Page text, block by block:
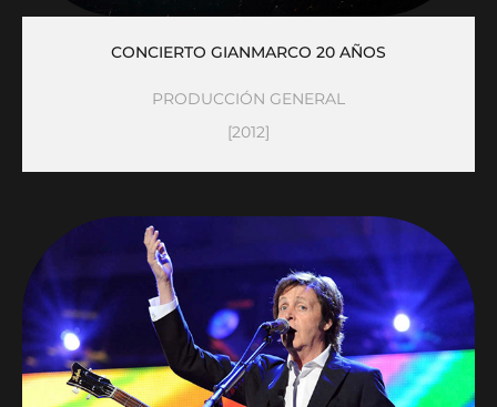
CONCIERTO GIANMARCO 20 AÑOS
PRODUCCIÓN GENERAL
[2012]